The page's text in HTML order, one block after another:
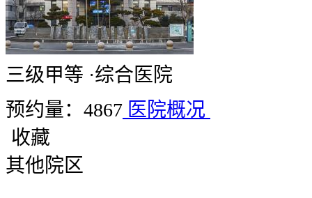
三级甲等 ·综合医院
预约量：4867 医院概况
收藏
其他院区